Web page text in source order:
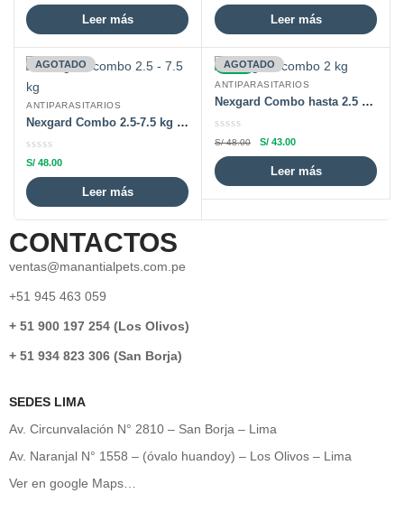
Leer más Leer más
AGOTADO
ANTIPARASITARIOS
Nexgard Combo 2.5-7.5 kg Caja x 1 Pipeta
S/ 48.00
Leer más
-10%
AGOTADO
ANTIPARASITARIOS
Nexgard Combo hasta 2.5 kg Caja x 1 Pipeta
S/48.00 S/ 43.00
Leer más
CONTACTOS
ventas@manantialpets.com.pe
+51 945 463 059
+ 51 900 197 254 (Los Olivos)
+ 51 934 823 306 (San Borja)
SEDES LIMA
Av. Circunvalación N° 2810 – San Borja – Lima
Av. Naranjal N° 1558 – (óvalo huandoy) – Los Olivos – Lima
Ver en google Maps…